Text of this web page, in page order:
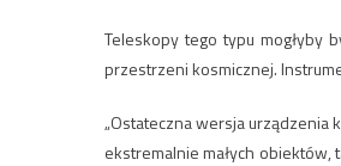
Teleskopy tego typu mogłyby
przestrzeni kosmicznej.
„Ostateczna wersja urządzenia
ekstremalnie małych